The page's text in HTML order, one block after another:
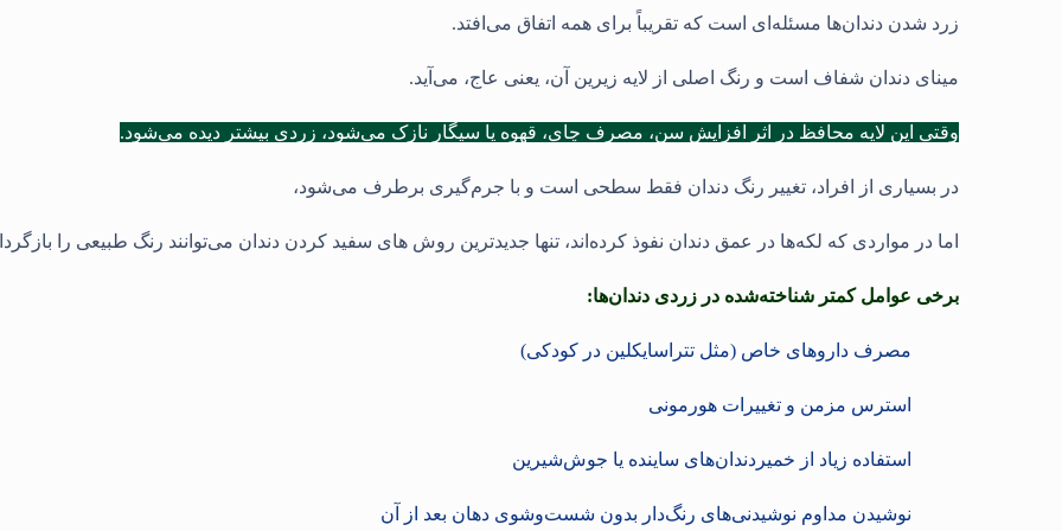
زرد شدن دندان‌ها مسئله‌ای است که تقریباً برای همه اتفاق می‌افتد.
مینای دندان شفاف است و رنگ اصلی از لایه زیرین آن، یعنی عاج، می‌آید.
وقتی این لایه محافظ در اثر افزایش سن، مصرف چای، قهوه یا سیگار نازک می‌شود، زردی بیشتر دیده می‌شود.
در بسیاری از افراد، تغییر رنگ دندان فقط سطحی است و با جرم‌گیری برطرف می‌شود،
اما در مواردی که لکه‌ها در عمق دندان نفوذ کرده‌اند، تنها جدیدترین روش‌ های سفید کردن دندان می‌توانند رنگ طبیعی را
برخی عوامل کمتر شناخته‌شده در زردی دندان‌ها:
مصرف داروهای خاص (مثل تتراسایکلین در کودکی)
استرس مزمن و تغییرات هورمونی
استفاده زیاد از خمیر‌دندان‌های ساینده یا جوش‌شیرین
نوشیدن مداوم نوشیدنی‌های رنگ‌دار بدون شست‌وشوی دهان بعد از آن